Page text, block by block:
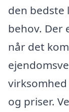
den bedste
behov. Der
når det
og priser.